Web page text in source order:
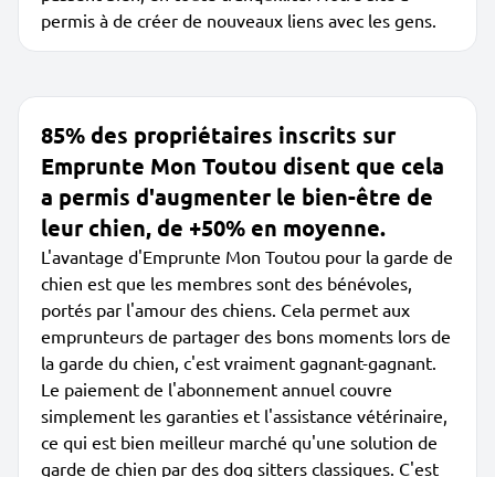
permis à de créer de nouveaux liens avec les gens.
85% des propriétaires inscrits sur
Emprunte Mon Toutou disent que cela
a permis d'augmenter le bien-être de
leur chien, de +50% en moyenne.
L'avantage d'Emprunte Mon Toutou pour la garde de
chien est que les membres sont des bénévoles,
portés par l'amour des chiens. Cela permet aux
emprunteurs de partager des bons moments lors de
la garde du chien, c'est vraiment gagnant-gagnant.
Le paiement de l'abonnement annuel couvre
simplement les garanties et l'assistance vétérinaire,
ce qui est bien meilleur marché qu'une solution de
garde de chien par des dog sitters classiques. C'est